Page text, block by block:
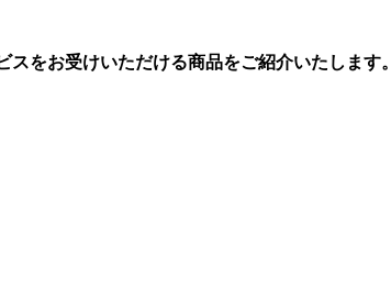
をお受けいただける商品をご紹介いたします。